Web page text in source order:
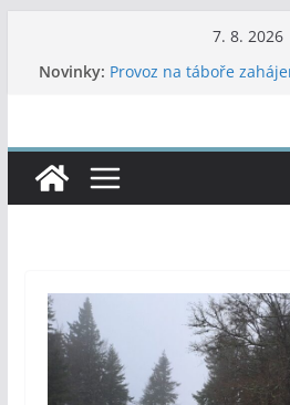
7. 8. 2026
Novinky: Provoz na táboře
37. Vítání léta ve